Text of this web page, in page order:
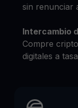
sin renunciar
Intercambio
Compre
digitales a